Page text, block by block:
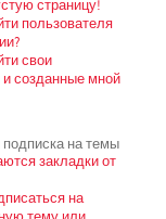
страницу!
пользователя
свои
созданные мной
на темы
закладки от
на